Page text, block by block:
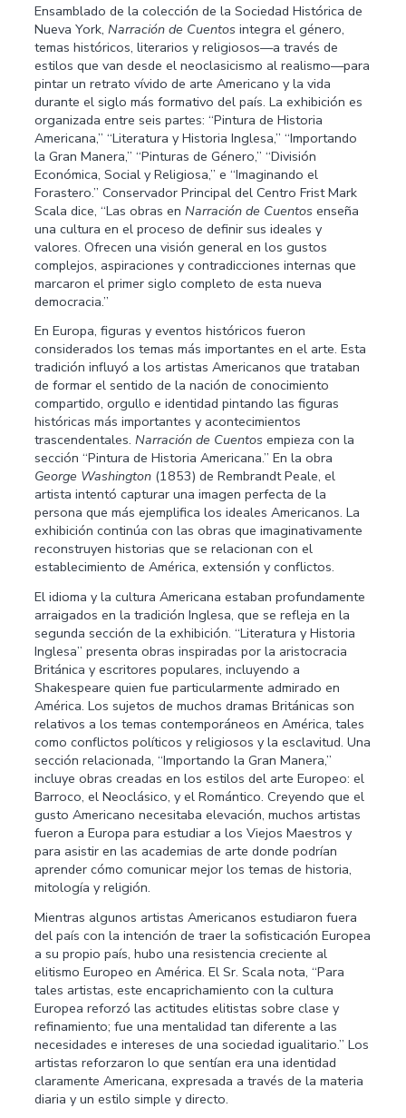
Ensamblado de la colección de la Sociedad Histórica de
Nueva York,Narración de Cuentosintegra el género,
temas históricos, literarios y religiosos—a través de
estilos que van desde el neoclasicismo al realismo—para
pintar un retrato vívido de arte Americano y la vida
durante el siglo más formativo del país. La exhibición es
organizada entre seis partes: “Pintura de Historia
Americana,” “Literatura y Historia Inglesa,” “Importando
la Gran Manera,” “Pinturas de Género,” “División
Económica, Social y Religiosa,” e “Imaginando el
Forastero.” Conservador Principal del Centro Frist Mark
Scala dice, “Las obras enNarración de Cuentosenseña
una cultura en el proceso de definir sus ideales y
valores. Ofrecen una visión general en los gustos
complejos, aspiraciones y contradicciones internas que
marcaron el primer siglo completo de esta nueva
democracia.”
En Europa, figuras y eventos históricos fueron
considerados los temas más importantes en el arte. Esta
tradición influyó a los artistas Americanos que trataban
de formar el sentido de la nación de conocimiento
compartido, orgullo e identidad pintando las figuras
históricas más importantes y acontecimientos
trascendentales.Narración de Cuentosempieza con la
sección “Pintura de Historia Americana.” En la obra
George Washington (1853) de Rembrandt Peale, el
artista intentó capturar una imagen perfecta de la
persona que más ejemplifica los ideales Americanos. La
exhibición continúa con las obras que imaginativamente
reconstruyen historias que se relacionan con el
establecimiento de América, extensión y conflictos.
El idioma y la cultura Americana estaban profundamente
arraigados en la tradición Inglesa, que se refleja en la
segunda sección de la exhibición. “Literatura y Historia
Inglesa” presenta obras inspiradas por la aristocracia
Británica y escritores populares, incluyendo a
Shakespeare quien fue particularmente admirado en
América. Los sujetos de muchos dramas Británicas son
relativos a los temas contemporáneos en América, tales
como conflictos políticos y religiosos y la esclavitud. Una
sección relacionada, “Importando la Gran Manera,”
incluye obras creadas en los estilos del arte Europeo: el
Barroco, el Neoclásico, y el Romántico. Creyendo que el
gusto Americano necesitaba elevación, muchos artistas
fueron a Europa para estudiar a los Viejos Maestros y
para asistir en las academias de arte donde podrían
aprender cómo comunicar mejor los temas de historia,
mitología y religión.
Mientras algunos artistas Americanos estudiaron fuera
del país con la intención de traer la sofisticación Europea
a su propio país, hubo una resistencia creciente al
elitismo Europeo en América. El Sr. Scala nota, “Para
tales artistas, este encaprichamiento con la cultura
Europea reforzó las actitudes elitistas sobre clase y
refinamiento; fue una mentalidad tan diferente a las
necesidades e intereses de una sociedad igualitario.” Los
artistas reforzaron lo que sentían era una identidad
claramente Americana, expresada a través de la materia
diaria y un estilo simple y directo.